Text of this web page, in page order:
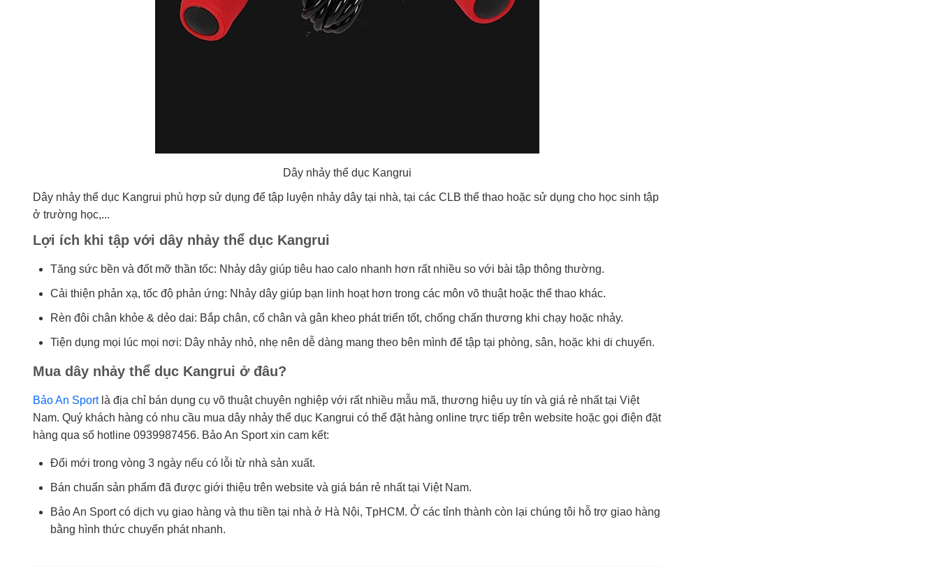
Dây nhảy thể dục Kangrui
Dây nhảy thể dục Kangrui phù hợp sử dụng để tập luyện nhảy dây tại nhà, tại các CLB thể thao hoặc sử dụng cho học sinh tập
ở trường học,...
Lợi ích khi tập với dây nhảy thể dục Kangrui
Tăng sức bền và đốt mỡ thần tốc: Nhảy dây giúp tiêu hao calo nhanh hơn rất nhiều so với bài tập thông thường.
Cải thiện phản xạ, tốc độ phản ứng: Nhảy dây giúp bạn linh hoạt hơn trong các môn võ thuật hoặc thể thao khác.
Rèn đôi chân khỏe & dẻo dai: Bắp chân, cổ chân và gân kheo phát triển tốt, chống chấn thương khi chạy hoặc nhảy.
Tiện dụng mọi lúc mọi nơi: Dây nhảy nhỏ, nhẹ nên dễ dàng mang theo bên mình để tập tại phòng, sân, hoặc khi di chuyển.
Mua dây nhảy thể dục Kangrui ở đâu?
Bảo An Sportlà địa chỉ bán dụng cụ võ thuật chuyên nghiệp với rất nhiều mẫu mã, thương hiệu uy tín và giá rẻ nhất tại Việt
Nam. Quý khách hàng có nhu cầu mua dây nhảy thể dục Kangrui có thể đặt hàng online trực tiếp trên website hoặc gọi điện đặt
hàng qua số hotline 0939987456. Bảo An Sport xin cam kết:
Đổi mới trong vòng 3 ngày nếu có lỗi từ nhà sản xuất.
Bán chuẩn sản phẩm đã được giới thiệu trên website và giá bán rẻ nhất tại Việt Nam.
Bảo An Sport có dịch vụ giao hàng và thu tiền tại nhà ở Hà Nội, TpHCM. Ở các tỉnh thành còn lại chúng tôi hỗ trợ giao hàng
bằng hình thức chuyển phát nhanh.